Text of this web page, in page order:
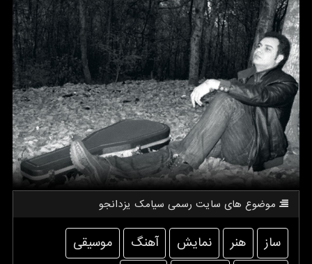
موضوع های سایت رسمی سیامك یزدانجو
ساز هنر نمایش آهنگ
موسیقی